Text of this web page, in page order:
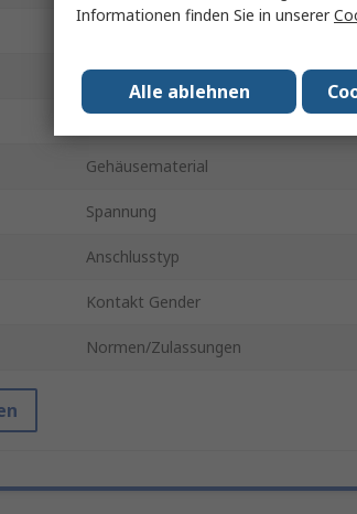
Steckverbinder Gender
Gehäusematerial
Spannung
Anschlusstyp
Kontakt Gender
Normen/Zulassungen
Informationen finden Sie in unserer
Alle ablehnen